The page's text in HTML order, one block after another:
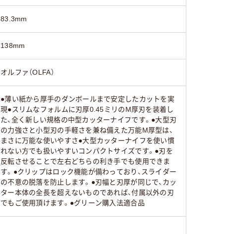
83.3mm
138mm
オルファ（OLFA）
●薄い紙から厚手のダンボールまで安定したカットを実
現●スリムなフォルムに刃厚0.45ミリのM厚刃を装着し
た、全く新しい規格の中型カッターナイフです。●大型刃
の力強さと小型刃の手軽さを兼ね備えた万能M厚型は、
まさに万能な使いやすさ●大型カッターナイフを使い慣
れない方でも扱いやすいコンパクトサイズです。●刃を
反転させることで左右どちらの利き手でも使用できま
す。●クリップはロック機能が備わっており、スライダー
の不意の脱落を防止します。●刃幅と刃厚が同じで、カッ
ター本体の全長を超えないものであれば、付属以外の刃
でもご使用頂けます。●グリーン購入法適合品